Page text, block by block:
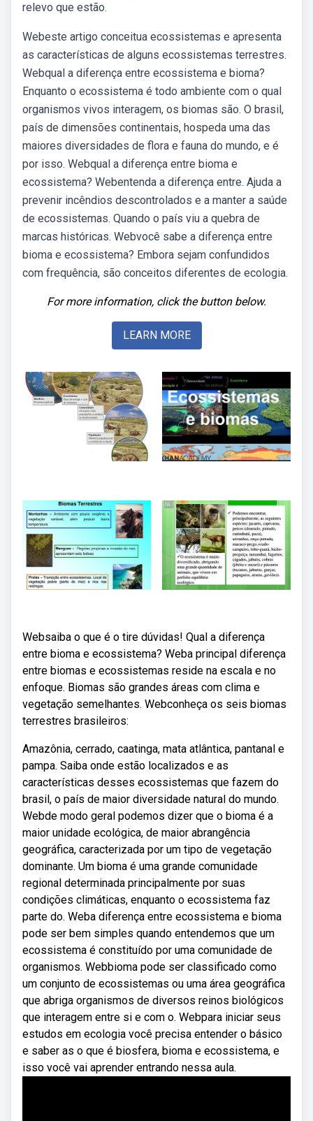
relevo que estão.
Webeste artigo conceitua ecossistemas e apresenta
as características de alguns ecossistemas terrestres.
Webqual a diferença entre ecossistema e bioma?
Enquanto o ecossistema é todo ambiente com o qual
organismos vivos interagem, os biomas são. O brasil,
país de dimensões continentais, hospeda uma das
maiores diversidades de flora e fauna do mundo, e é
por isso. Webqual a diferença entre bioma e
ecossistema? Webentenda a diferença entre. Ajuda a
prevenir incêndios descontrolados e a manter a saúde
de ecossistemas. Quando o país viu a quebra de
marcas históricas. Webvocê sabe a diferença entre
bioma e ecossistema? Embora sejam confundidos
com frequência, são conceitos diferentes de ecologia.
For more information, click the button below.
LEARN MORE
Websaiba o que é o tire dúvidas! Qual a diferença
entre bioma e ecossistema? Weba principal diferença
entre biomas e ecossistemas reside na escala e no
enfoque. Biomas são grandes áreas com clima e
vegetação semelhantes. Webconheça os seis biomas
terrestres brasileiros:
Amazônia, cerrado, caatinga, mata atlântica, pantanal e
pampa. Saiba onde estão localizados e as
características desses ecossistemas que fazem do
brasil, o país de maior diversidade natural do mundo.
Webde modo geral podemos dizer que o bioma é a
maior unidade ecológica, de maior abrangência
geográfica, caracterizada por um tipo de vegetação
dominante. Um bioma é uma grande comunidade
regional determinada principalmente por suas
condições climáticas, enquanto o ecossistema faz
parte do. Weba diferença entre ecossistema e bioma
pode ser bem simples quando entendemos que um
ecossistema é constituído por uma comunidade de
organismos. Webbioma pode ser classificado como
um conjunto de ecossistemas ou uma área geográfica
que abriga organismos de diversos reinos biológicos
que interagem entre si e com o. Webpara iniciar seus
estudos em ecologia você precisa entender o básico
e saber as o que é biosfera, bioma e ecossistema, e
isso você vai aprender entrando nessa aula.